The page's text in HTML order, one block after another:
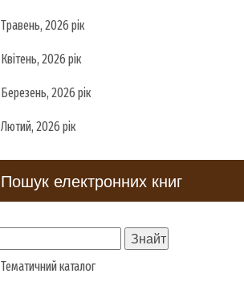
Травень, 2026 рік
Квітень, 2026 рік
Березень, 2026 рік
Лютий, 2026 рік
Пошук електронних книг
Тематичний каталог